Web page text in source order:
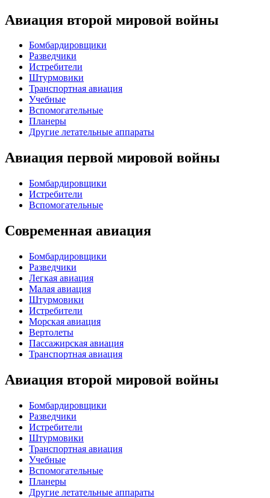
Авиация второй мировой войны
Бомбардировщики
Разведчики
Истребители
Штурмовики
Транспортная авиация
Учебные
Вспомогательные
Планеры
Другие летательные аппараты
Авиация первой мировой войны
Бомбардировщики
Истребители
Вспомогательные
Современная авиация
Бомбардировщики
Разведчики
Легкая авиация
Малая авиация
Штурмовики
Истребители
Морская авиация
Вертолеты
Пассажирская авиация
Транспортная авиация
Авиация второй мировой войны
Бомбардировщики
Разведчики
Истребители
Штурмовики
Транспортная авиация
Учебные
Вспомогательные
Планеры
Другие летательные аппараты